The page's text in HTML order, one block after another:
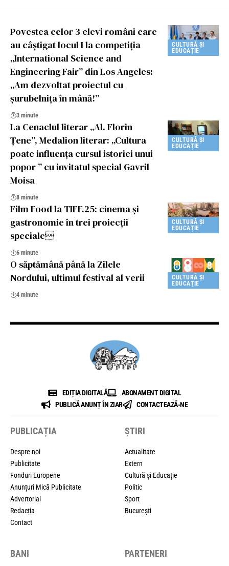
CULTURĂ ȘI
EDUCAȚIE
Povestea celor 3 elevi români care
au câștigat locul I la competiția
„International Science and
Engineering Fair” din Los Angeles:
„Am dezvoltat proiectul cu
șurubelnița în mână!”
3 minute
CULTURĂ ȘI
EDUCAȚIE
La Cenaclul literar „Al. Florin
Țene”, Medalion literar: „Cultura
poate influența cursul istoriei unui
popor ” cu invitatul special Gavril
Moisa
8 minute
CULTURĂ ȘI
EDUCAȚIE
Film Food la TIFF.25: cinema și
gastronomie în trei proiecții
speciale
6 minute
CULTURĂ ȘI
EDUCAȚIE
O săptămână până la Zilele
Nordului, ultimul festival al verii
4 minute
EDIȚIA DIGITALĂ
ABONAMENT DIGITAL
PUBLICĂ ANUNȚ ÎN ZIAR
CONTACTEAZĂ-NE
PUBLICAȚIA
Despre noi
Publicitate
Fonduri Europene
Anunțuri Mică Publicitate
Advertorial
Redacția
Contact
ȘTIRI
Actualitate
Extern
Cultură și Educație
Politic
Sport
București
BANI PARTENERI